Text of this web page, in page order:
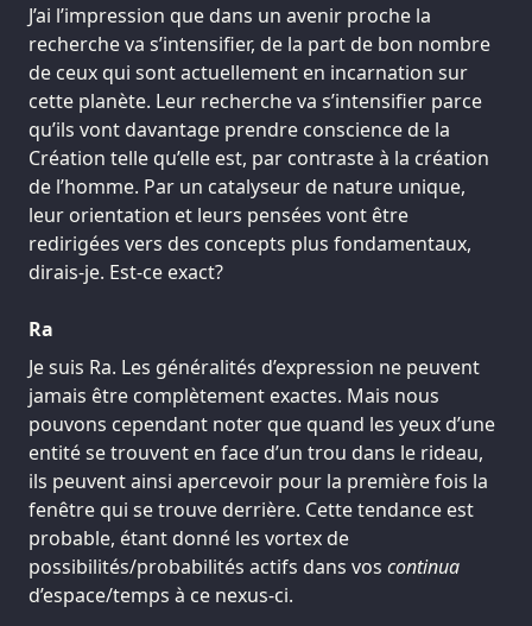
J’ai l’impression que dans un avenir proche la
recherche va s’intensifier, de la part de bon nombre
de ceux qui sont actuellement en incarnation sur
cette planète. Leur recherche va s’intensifier parce
qu’ils vont davantage prendre conscience de la
Création telle qu’elle est, par contraste à la création
de l’homme. Par un catalyseur de nature unique,
leur orientation et leurs pensées vont être
redirigées vers des concepts plus fondamentaux,
dirais-je. Est-ce exact?
Ra
Je suis Ra. Les généralités d’expression ne peuvent
jamais être complètement exactes. Mais nous
pouvons cependant noter que quand les yeux d’une
entité se trouvent en face d’un trou dans le rideau,
ils peuvent ainsi apercevoir pour la première fois la
fenêtre qui se trouve derrière. Cette tendance est
probable, étant donné les vortex de
possibilités/probabilités actifs dans vos continua
d’espace/temps à ce nexus-ci.